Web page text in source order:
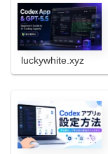
luckywhite.xyz